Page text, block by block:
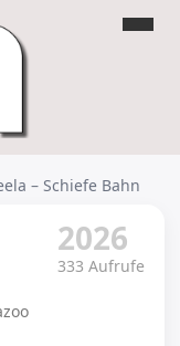
– Schiefe Bahn
2026
333 Aufrufe